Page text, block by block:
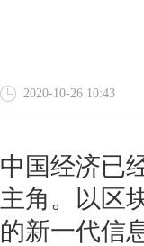
2020-10-26 10:43
中国经济已
主角。以区
的新一代信